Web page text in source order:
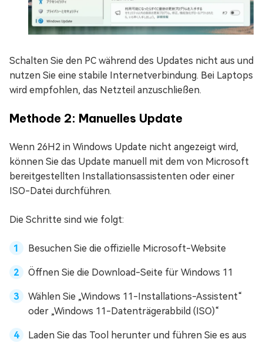
Schalten Sie den PC während des Updates nicht aus und
nutzen Sie eine stabile Internetverbindung. Bei Laptops
wird empfohlen, das Netzteil anzuschließen.
Methode 2: Manuelles Update
Wenn 26H2 in Windows Update nicht angezeigt wird,
können Sie das Update manuell mit dem von Microsoft
bereitgestellten Installationsassistenten oder einer
ISO-Datei durchführen.
Die Schritte sind wie folgt:
Besuchen Sie die offizielle Microsoft-Website
Öffnen Sie die Download-Seite für Windows 11
Wählen Sie „Windows 11-Installations-Assistent“
oder „Windows 11-Datenträgerabbild (ISO)“
Laden Sie das Tool herunter und führen Sie es aus